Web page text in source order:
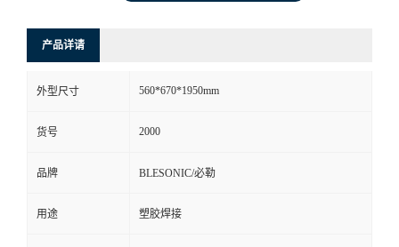
产品详请
外型尺寸 560*670*1950mm
货号 2000
品牌 BLESONIC/必勒
用途 塑胶焊接